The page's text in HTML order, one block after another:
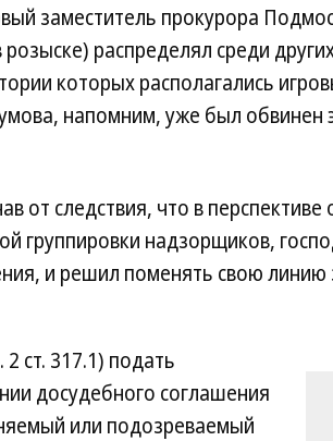
заместитель прокурора
распределял среди
которых располагались
напомним, уже был обвинен
от следствия, что в
группировки надзорщиков,
и решил поменять свою
ст. 317.1) подать
досудебного соглашения
или подозреваемый